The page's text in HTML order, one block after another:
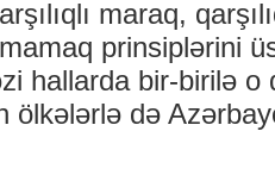
maraq,
prinsiplərini
hallarda bir-birilə o
ölkələrlə də